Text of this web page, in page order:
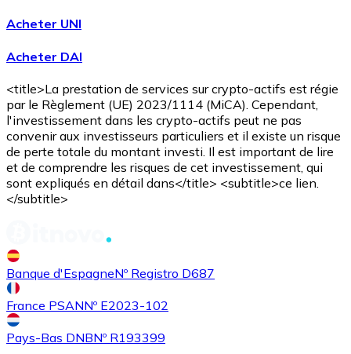
Acheter UNI
Acheter DAI
<title>La prestation de services sur crypto-actifs est régie
par le Règlement (UE) 2023/1114 (MiCA). Cependant,
l'investissement dans les crypto-actifs peut ne pas
convenir aux investisseurs particuliers et il existe un risque
de perte totale du montant investi. Il est important de lire
et de comprendre les risques de cet investissement, qui
sont expliqués en détail dans</title> <subtitle>ce lien.
</subtitle>
Banque d'EspagneNº Registro D687
France PSANNº E2023-102
Pays-Bas DNBNº R193399